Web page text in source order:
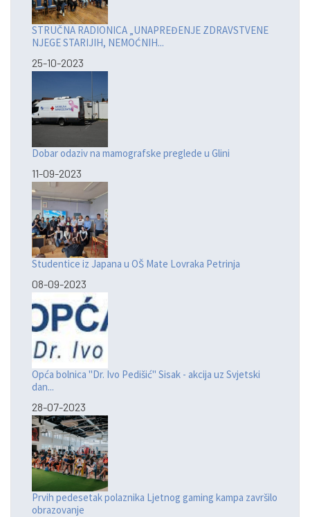
STRUČNA RADIONICA „UNAPREĐENJE ZDRAVSTVENE
NJEGE STARIJIH, NEMOĆNIH...
25-10-2023
Dobar odaziv na mamografske preglede u Glini
11-09-2023
Studentice iz Japana u OŠ Mate Lovraka Petrinja
08-09-2023
Opća bolnica "Dr. Ivo Pedišić" Sisak - akcija uz Svjetski
dan...
28-07-2023
Prvih pedesetak polaznika Ljetnog gaming kampa završilo
obrazovanje